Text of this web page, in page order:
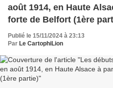
août 1914, en Haute
forte de Belfort (1ère
Publié le 15/11/2024 à 23:13
Par Le CartophiLion